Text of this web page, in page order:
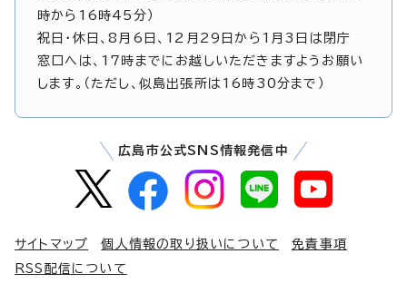
時から16時45分）
祝日・休日、8月6日、12月29日から1月3日は閉庁
窓口へは、17時までにお越しいただきますようお願い
します。（ただし、似島出張所は16時30分まで）
広島市公式SNS情報発信中
サイトマップ 個人情報の取り扱いについて
免責事項
RSS配信について